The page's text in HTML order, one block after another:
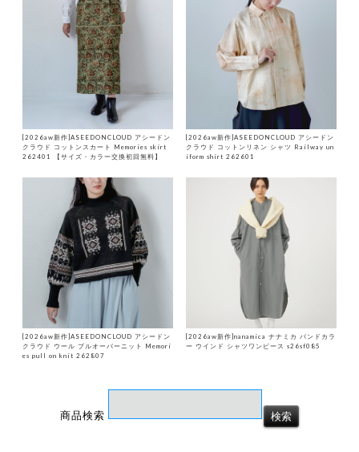
[2026aw新作]ASEEDONCLOUD アシードン
クラウド コットンスカート Memories skirt
262401 【サイズ・カラー交換初回無料】
[2026aw新作]ASEEDONCLOUD アシードン
クラウド コットンリネン シャツ Railway un
iform shirt 262601
[2026aw新作]ASEEDONCLOUD アシードン
クラウド ウール プルオーバーニット Memori
es pull on knit 262807
[2026aw新作]nanamica ナナミカ バンドカラ
ー ウインド シャツワンピース s26sf085
商品検索